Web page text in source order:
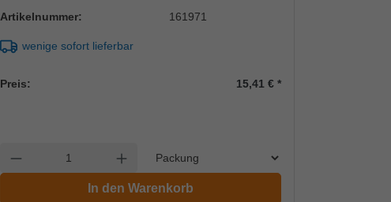
Artikelnummer: 161971
wenige sofort lieferbar
Preis: 15,41 €*
Anzahl verringern Anzahl erhöhen
In den Warenkorb